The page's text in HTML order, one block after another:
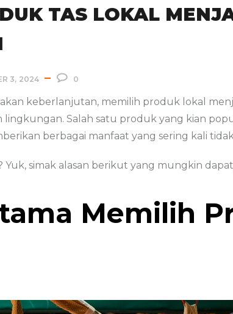
TAS LOKAL
3, 2024 0
akan keberlanjutan, memilih produk lokal
Salah satu produk yang kian
berbagai manfaat yang sering kali
Yuk, simak alasan berikut yang mungkin
Memilih